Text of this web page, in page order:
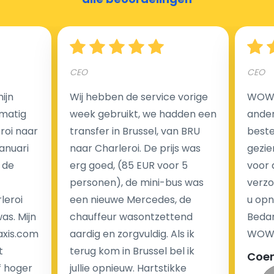
Hoeveel kost een luchthaven taxi transfer?
Een van de meest aantrekkelijke voordelen van
luchthaventaxi's is een vast tarief voor uw rit. In
tegenstelling tot traditionele taxi's met taxameter
brengen wij u geen extra kosten in rekening voor de
nachtrit.
We hebben geen ophaaltarief of extra kosten voor
wachttijd als uw vlucht vertraging heeft.
Kijk op onze website voor meer informatie over uw
transferkosten. Ons boekingsformulier bevat alle
mogelijke extra's die u kunt kiezen en de prijs die u
naar
Mijn
hoger
CEO
Wij hebben de service vorige
week gebruikt, we hadden een
transfer in Brussel, van BRU
naar Charleroi. De prijs was
erg goed, (85 EUR voor 5
personen), de mini-bus was
een nieuwe Mercedes, de
chauffeur wasontzettend
aardig en zorgvuldig. Als ik
terug kom in Brussel bel ik
jullie opnieuw. Hartstikke
CEO
voor
u